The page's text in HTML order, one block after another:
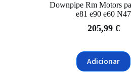
Downpipe Rm Motors
e81 e90 e60 N47
205,99 €
Adicionar